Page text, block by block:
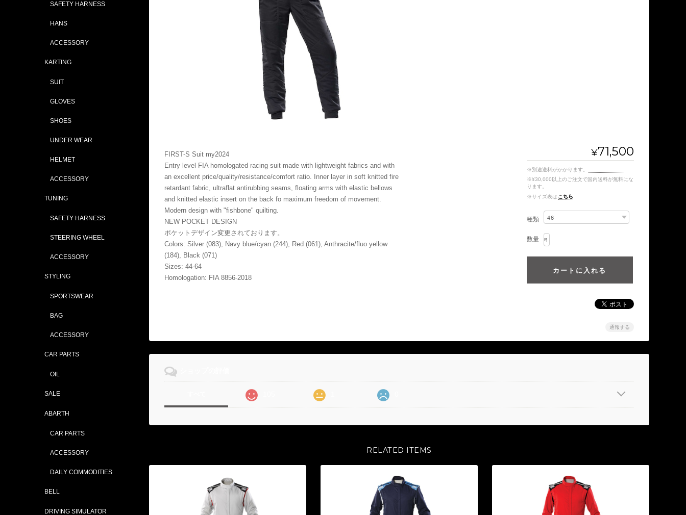
FIRST-S Suit my2024
Entry level FIA homologated racing suit made with lightweight fabrics and with
an excellent price/quality/resistance/comfort ratio. Inner layer in soft knitted fire
retardant fabric, ultraflat antirubbing seams, floating arms with elastic bellows
and knitted elastic insert on the back fo maximum freedom of movement.
Modern design with "fishbone" quilting.
NEW POCKET DESIGN
ポケットデザイン変更されております。
Colors: Silver (083), Navy blue/cyan (244), Red (061), Anthracite/fluo yellow
(184), Black (071)
Sizes: 44-64
Homologation: FIA 8856-2018
¥71,500
※別途送料がかかります。
※¥30,000以上のご注文で国内送料が無料にな
ります。
※サイズ表は こちら
種類
数量
通報する
RELATED ITEMS
SAFETY HARNESS
HANS
ACCESSORY
KARTING
SUIT
GLOVES
SHOES
UNDER WEAR
HELMET
ACCESSORY
TUNING
SAFETY HARNESS
STEERING WHEEL
ACCESSORY
STYLING
SPORTSWEAR
BAG
ACCESSORY
CAR PARTS
OIL
SALE
ABARTH
CAR PARTS
ACCESSORY
DAILY COMMODITIES
BELL
DRIVING SIMULATOR